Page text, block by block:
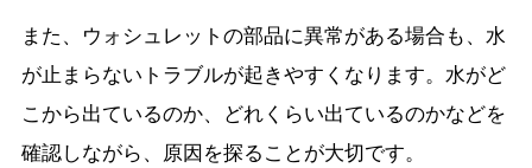
また、ウォシュレットの部品に異常がある場合も、水
が止まらないトラブルが起きやすくなります。水がど
こから出ているのか、どれくらい出ているのかなどを
確認しながら、原因を探ることが大切です。